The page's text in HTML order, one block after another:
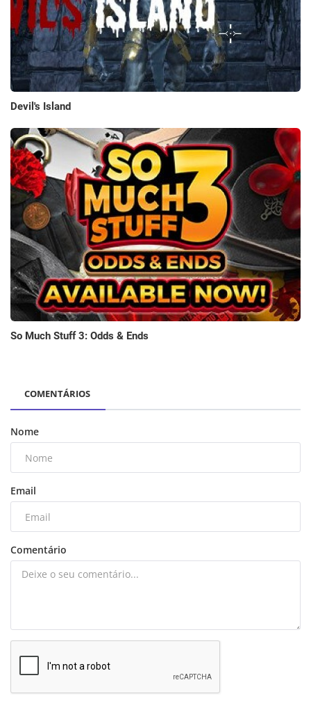
Devil's Island
So Much Stuff 3: Odds & Ends
COMENTÁRIOS
Nome
Email
Comentário